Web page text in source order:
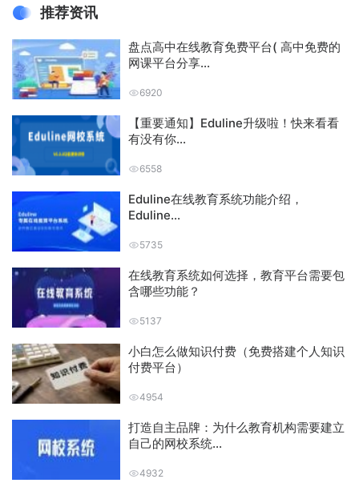
推荐资讯
盘点高中在线教育免费平台( 高中免费的
网课平台分享...
6920
【重要通知】Eduline升级啦！快来看看
有没有你...
6558
Eduline在线教育系统功能介绍，
Eduline...
5735
在线教育系统如何选择，教育平台需要包
含哪些功能？
5137
小白怎么做知识付费（免费搭建个人知识
付费平台）
4954
打造自主品牌：为什么教育机构需要建立
自己的网校系统...
4932